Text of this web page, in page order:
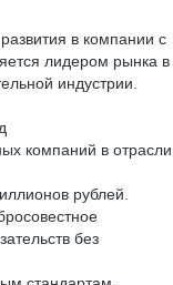
в компании с
лидером рынка в
индустрии.
компаний в отрасли
рублей.
без